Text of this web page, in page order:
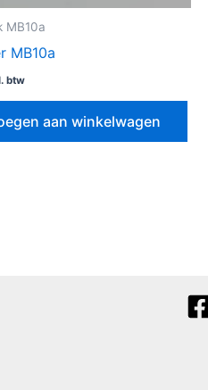
MB10a
MB10a
btw
aan winkelwagen